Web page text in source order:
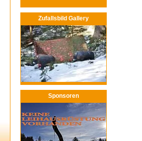
Zufallsbild Gallery
Sponsoren